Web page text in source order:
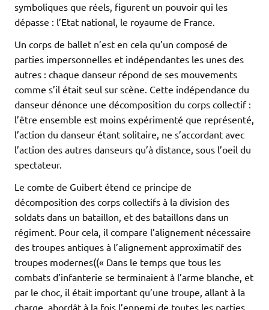
symboliques que réels, figurent un pouvoir qui les
dépasse : l’Etat national, le royaume de France.
Un corps de ballet n’est en cela qu’un composé de
parties impersonnelles et indépendantes les unes des
autres : chaque danseur répond de ses mouvements
comme s’il était seul sur scène. Cette indépendance du
danseur dénonce une décomposition du corps collectif :
l’être ensemble est moins expérimenté que représenté,
l’action du danseur étant solitaire, ne s’accordant avec
l’action des autres danseurs qu’à distance, sous l’oeil du
spectateur.
Le comte de Guibert étend ce principe de
décomposition des corps collectifs à la division des
soldats dans un bataillon, et des bataillons dans un
régiment. Pour cela, il compare l’alignement nécessaire
des troupes antiques à l’alignement approximatif des
troupes modernes((« Dans le temps que tous les
combats d’infanterie se terminaient à l’arme blanche, et
par le choc, il était important qu’une troupe, allant à la
charge, abordât à la fois l’ennemi de toutes les parties